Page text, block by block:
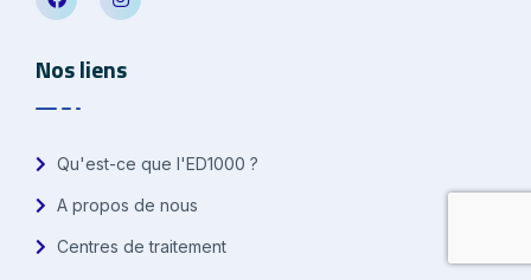
Nos liens
Qu'est-ce que l'ED1000 ?
A propos de nous
Centres de traitement